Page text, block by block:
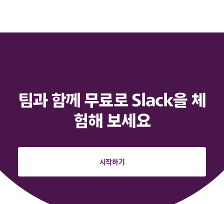
팀과 함께 무료로 Slack을 체
험해 보세요
시작하기